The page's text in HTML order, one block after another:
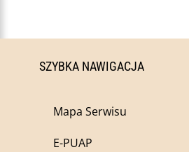
SZYBKA NAWIGACJA
Mapa Serwisu
E-PUAP